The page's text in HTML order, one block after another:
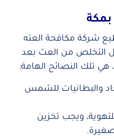
شركة مكافحة العته
التخلص من العث بعد
هي تلك النصائح الهامة:
والبطانيات للشمس
ويجب تخزين